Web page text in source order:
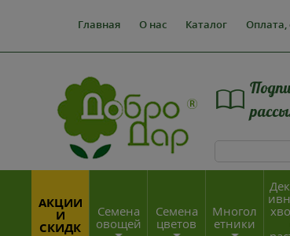
Главная О нас Каталог Оплата,
АКЦИИ
И
СКИДК
Семена
овощей
Семена
цветов
Многол
етники